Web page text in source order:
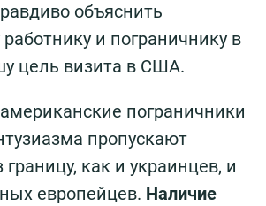
объяснить
и пограничнику в
цель визита в США.
пограничники
пропускают
границу, как и украинцев, и
европейцев. Наличие